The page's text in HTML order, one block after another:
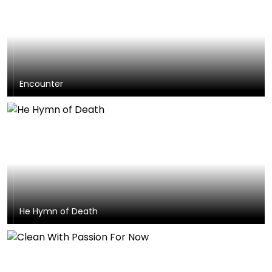
Encounter
He Hymn of Death